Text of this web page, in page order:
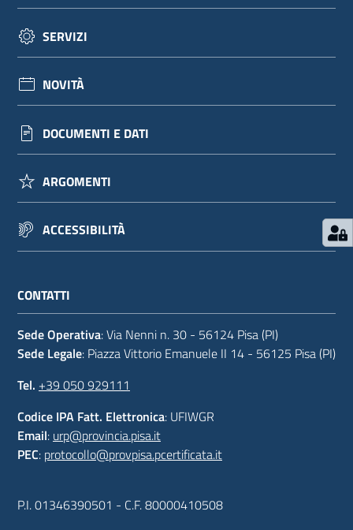
Seguici
su
SERVIZI
NOVITÀ
DOCUMENTI E DATI
ARGOMENTI
ACCESSIBILITÀ
CONTATTI
Sede Operativa: Via Nenni n. 30 - 56124 Pisa (PI)
Sede Legale: Piazza Vittorio Emanuele II 14 - 56125 Pisa (PI)
Tel. +39 050 929111
Codice IPA Fatt. Elettronica: UFIWGR
Email: urp@provincia.pisa.it
PEC: protocollo@provpisa.pcertificata.it
P.I. 01346390501 - C.F. 80000410508